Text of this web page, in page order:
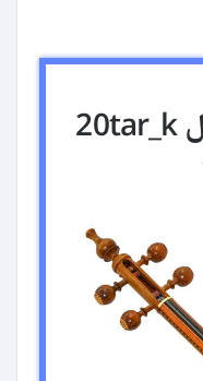
کمانچه باجلاوند مدل 20tar_k